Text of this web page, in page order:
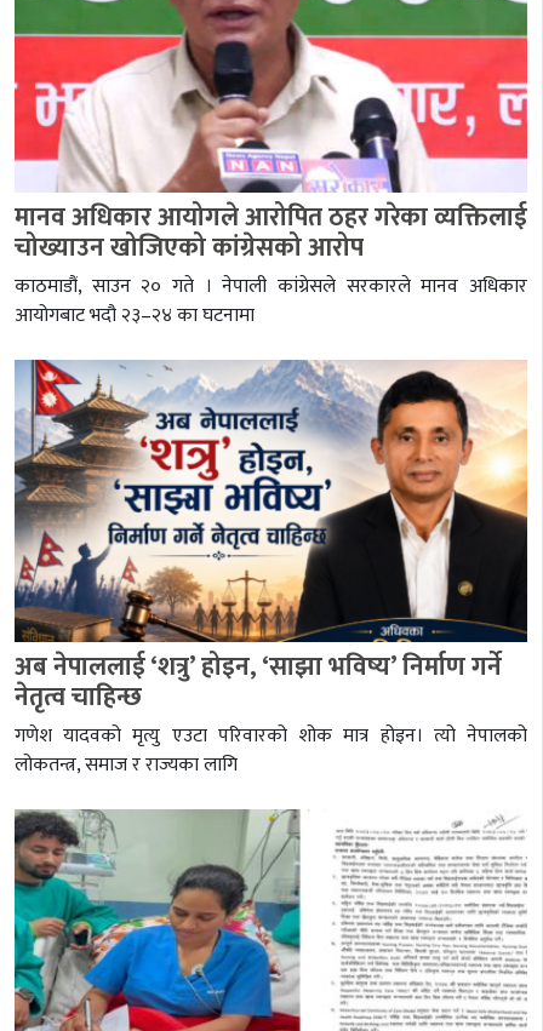
मानव अधिकार आयोगले आरोपित ठहर गरेका व्यक्तिलाई
चोख्याउन खोजिएको कांग्रेसको आरोप
काठमाडौं, साउन २० गते । नेपाली कांग्रेसले सरकारले मानव अधिकार
आयोगबाट भदौ २३–२४ का घटनामा
अब नेपाललाई ‘शत्रु’ होइन, ‘साझा भविष्य’ निर्माण गर्ने
नेतृत्व चाहिन्छ
गणेश यादवको मृत्यु एउटा परिवारको शोक मात्र होइन। त्यो नेपालको
लोकतन्त्र, समाज र राज्यका लागि